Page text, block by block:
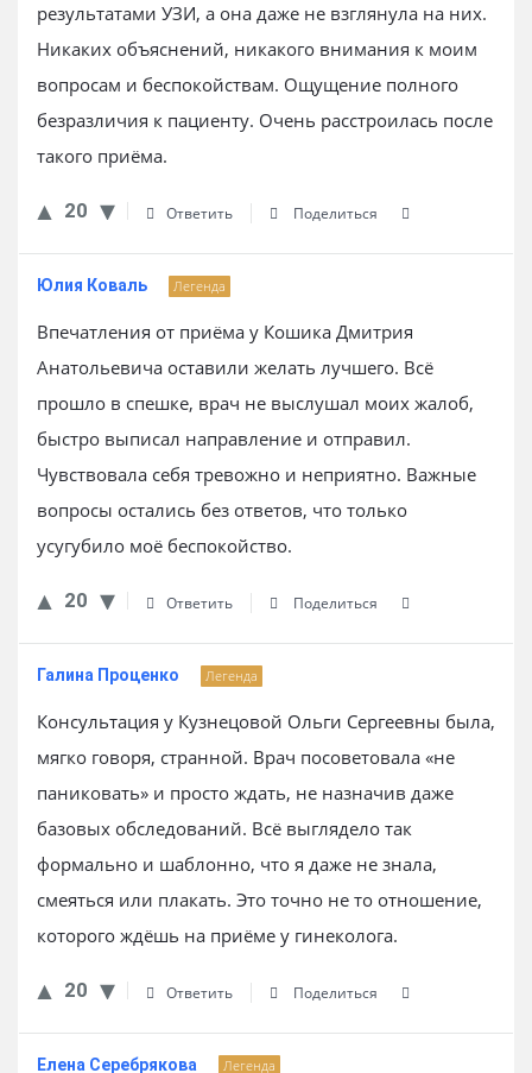
результатами УЗИ, а она даже не взглянула на них.
Никаких объяснений, никакого внимания к моим
вопросам и беспокойствам. Ощущение полного
безразличия к пациенту. Очень расстроилась после
такого приёма.
20 Ответить Поделиться
Юлия Коваль Легенда
Впечатления от приёма у Кошика Дмитрия
Анатольевича оставили желать лучшего. Всё
прошло в спешке, врач не выслушал моих жалоб,
быстро выписал направление и отправил.
Чувствовала себя тревожно и неприятно. Важные
вопросы остались без ответов, что только
усугубило моё беспокойство.
20 Ответить Поделиться
Галина Проценко Легенда
Консультация у Кузнецовой Ольги Сергеевны была,
мягко говоря, странной. Врач посоветовала «не
паниковать» и просто ждать, не назначив даже
базовых обследований. Всё выглядело так
формально и шаблонно, что я даже не знала,
смеяться или плакать. Это точно не то отношение,
которого ждёшь на приёме у гинеколога.
20 Ответить Поделиться
Елена Серебрякова Легенда